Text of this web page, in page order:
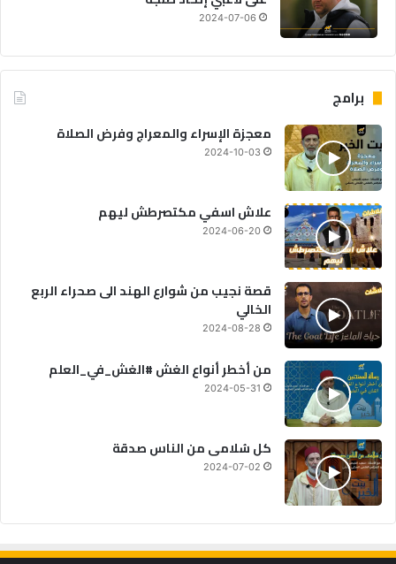
2024-07-06
برامج
معجزة الإسراء والمعراج وفرض الصلاة
2024-10-03
علاش اسفي مكتصرطش ليهم
2024-06-20
قصة نجيب من شوارع الهند الى صحراء الربع
الخالي
2024-08-28
من أخطر أنواع الغش #الغش_في_العلم
2024-05-31
كل سُلامى من الناس صدقة
2024-07-02